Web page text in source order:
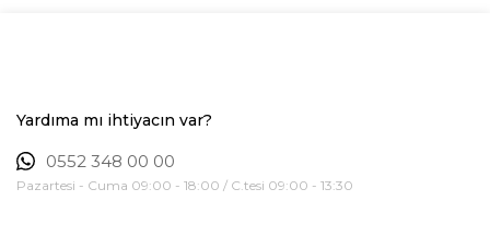
Yardıma mı ihtiyacın var?
0552 348 00 00
Pazartesi - Cuma 09:00 - 18:00 / C.tesi 09:00 - 13:30